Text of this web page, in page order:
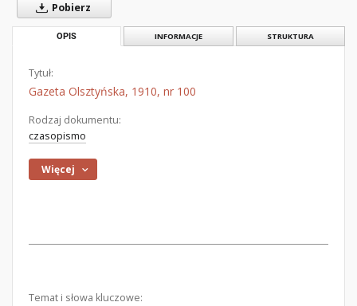
Pobierz
OPIS INFORMACJE STRUKTURA
Tytuł:
Gazeta Olsztyńska, 1910, nr 100
Rodzaj dokumentu:
czasopismo
Więcej
Temat i słowa kluczowe: